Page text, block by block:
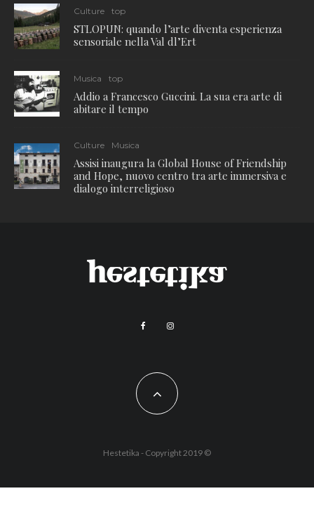
Culture top
STLOPUN: quando l’arte diventa esperienza
sensoriale nella Val dl’Ert
Musica top
Addio a Francesco Guccini. La sua era arte di
abitare il tempo
Culture Musica
Assisi inaugura la Global House of Friendship
and Hope, nuovo centro tra arte immersiva e
dialogo interreligioso
Hestetika - Copyright 2019 ©